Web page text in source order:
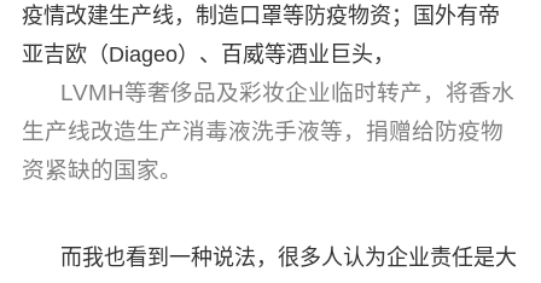
疫情改建生产线，制造口罩等防疫物资；国外有帝
亚吉欧（Diageo）、百威等酒业巨头，
LVMH等奢侈品及彩妆企业临时转产，将香水
生产线改造生产消毒液洗手液等，捐赠给防疫物
资紧缺的国家。
而我也看到一种说法，很多人认为企业责任是大